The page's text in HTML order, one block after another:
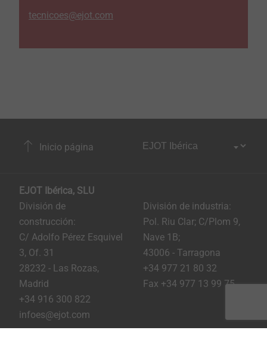
tecnicoes@ejot.com
Inicio página
EJOT Ibérica, SLU
División de
construcción:
C/ Adolfo Pérez Esquivel
3, Of. 31
28232 - Las Rozas,
Madrid
+34 916 300 822
infoes@ejot.com
División de industria:
Pol. Riu Clar; C/Plom 9,
Nave 1B;
43006 - Tarragona
+34 977 21 80 32
Fax +34 977 13 99 75